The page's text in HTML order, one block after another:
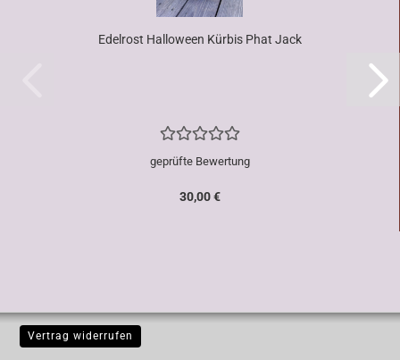
Edelrost Halloween Kürbis Phat Jack
geprüfte Bewertung
30,00 €
Vertrag widerrufen